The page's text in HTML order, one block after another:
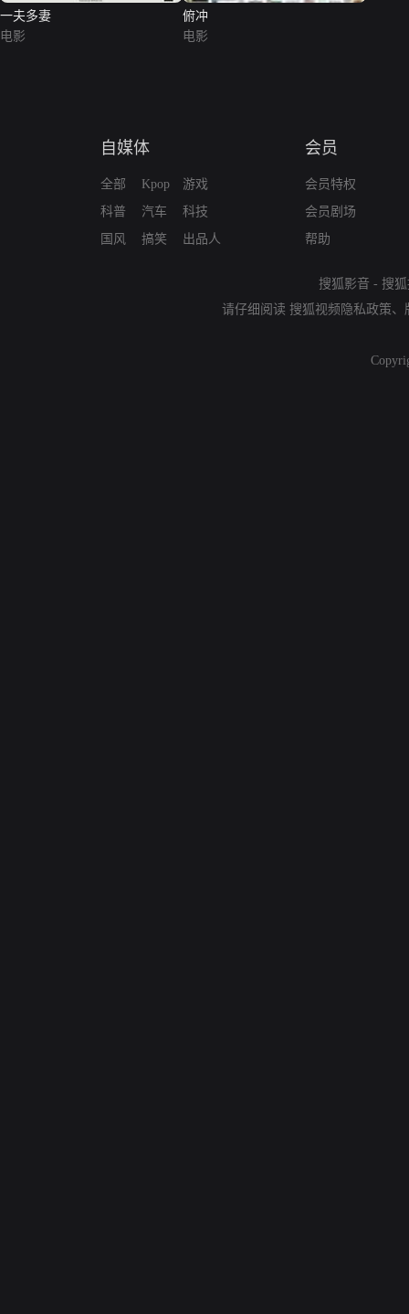
一夫多妻
电影
俯冲
电影
自媒体
全部
科普
国风
Kpop
汽车
搞笑
游戏
科技
出品人
会员
会员特权
会员剧场
帮助
搜狐影音 - 搜
请仔细阅读 搜狐视频隐私政策、